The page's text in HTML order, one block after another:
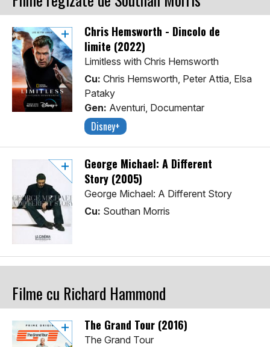
Chris Hemsworth - Dincolo de
limite (2022)
Limitless with Chris Hemsworth
Cu: Chris Hemsworth, Peter Attia, Elsa
Pataky
Gen: Aventuri, Documentar
Disney+
George Michael: A Different
Story (2005)
George Michael: A Different Story
Cu: Southan Morris
Filme cu Richard Hammond
The Grand Tour (2016)
The Grand Tour